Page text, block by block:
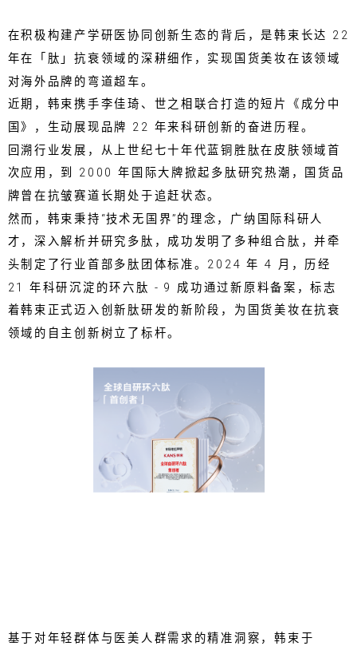
在积极构建产学研医协同创新生态的背后，是韩束长达 22
年在「肽」抗衰领域的深耕细作，实现国货美妆在该领域
对海外品牌的弯道超车。
近期，韩束携手李佳琦、世之相联合打造的短片《成分中
国》，生动展现品牌 22 年来科研创新的奋进历程。
回溯行业发展，从上世纪七十年代蓝铜胜肽在皮肤领域首
次应用，到 2000 年国际大牌掀起多肽研究热潮，国货品
牌曾在抗皱赛道长期处于追赶状态。
然而，韩束秉持“技术无国界”的理念，广纳国际科研人
才，深入解析并研究多肽，成功发明了多种组合肽，并牵
头制定了行业首部多肽团体标准。2024 年 4 月，历经
21 年科研沉淀的环六肽 - 9 成功通过新原料备案，标志
着韩束正式迈入创新肽研发的新阶段，为国货美妆在抗衰
领域的自主创新树立了标杆。
基于对年轻群体与医美人群需求的精准洞察，韩束于